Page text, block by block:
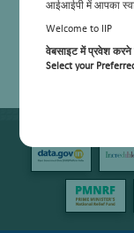
आईआईपी में आपका
Welcome to IIP
वेबसाइट में प्रवेश करने
Select your